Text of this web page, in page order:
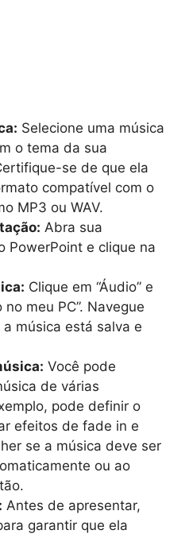
Selecione uma música
o tema da sua
se de que ela
compatível com o
MP3 ou WAV.
Abra sua
PowerPoint e clique na
Clique em “Áudio” e
no meu PC”. Navegue
música está salva e
Você pode
de várias
pode definir o
efeitos de fade in e
se a música deve ser
ou ao
Antes de apresentar,
garantir que ela